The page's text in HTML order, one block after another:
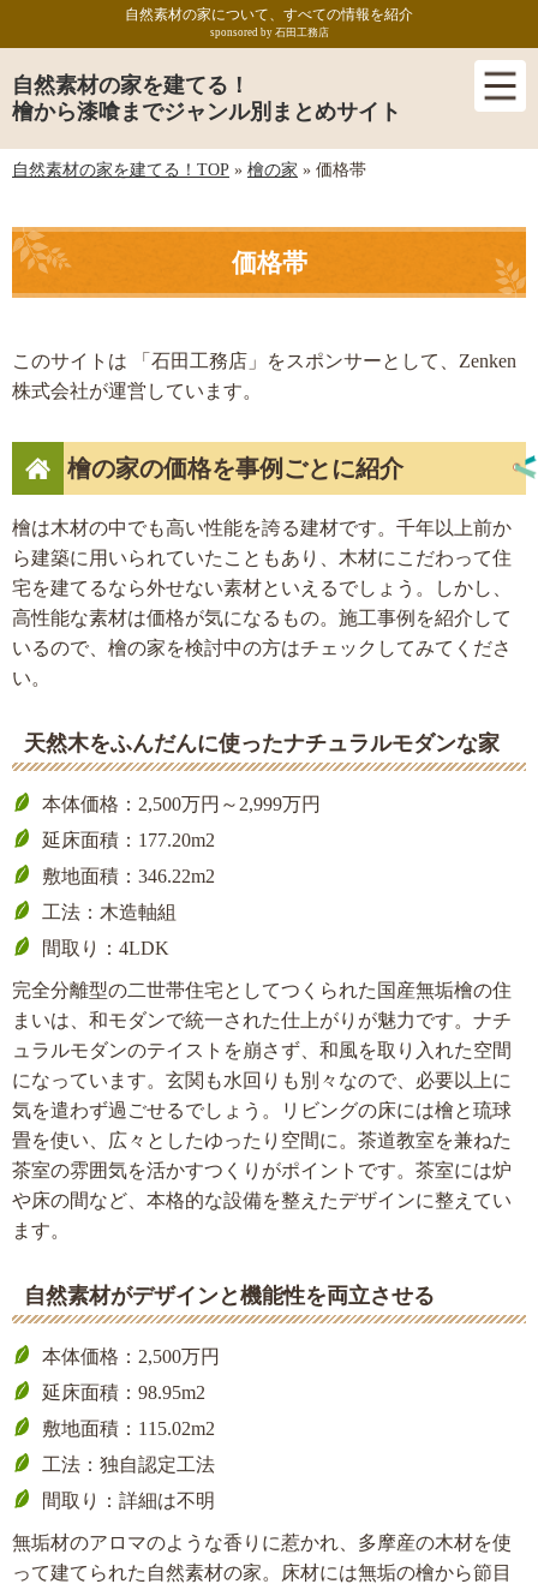
自然素材の家を建てる！
檜から漆喰までジャンル別まとめサイト
自然素材の家について、すべての情報を紹介
sponsored by 石田工務店
自然素材の家を建てる！TOP » 檜の家 » 価格帯
価格帯
このサイトは 「石田工務店」をスポンサーとして、Zenken
株式会社が運営しています。
檜の家の価格を事例ごとに紹介
檜は木材の中でも高い性能を誇る建材です。千年以上前か
ら建築に用いられていたこともあり、木材にこだわって住
宅を建てるなら外せない素材といえるでしょう。しかし、
高性能な素材は価格が気になるもの。施工事例を紹介して
いるので、檜の家を検討中の方はチェックしてみてくださ
い。
天然木をふんだんに使ったナチュラルモダンな家
本体価格：2,500万円～2,999万円
延床面積：177.20m2
敷地面積：346.22m2
工法：木造軸組
間取り：4LDK
完全分離型の二世帯住宅としてつくられた国産無垢檜の住
まいは、和モダンで統一された仕上がりが魅力です。ナチ
ュラルモダンのテイストを崩さず、和風を取り入れた空間
になっています。玄関も水回りも別々なので、必要以上に
気を遣わず過ごせるでしょう。リビングの床には檜と琉球
畳を使い、広々としたゆったり空間に。茶道教室を兼ねた
茶室の雰囲気を活かすつくりがポイントです。茶室には炉
や床の間など、本格的な設備を整えたデザインに整えてい
ます。
自然素材がデザインと機能性を両立させる
本体価格：2,500万円
延床面積：98.95m2
敷地面積：115.02m2
工法：独自認定工法
間取り：詳細は不明
無垢材のアロマのような香りに惹かれ、多摩産の木材を使
って建てられた自然素材の家。床材には無垢の檜から節目